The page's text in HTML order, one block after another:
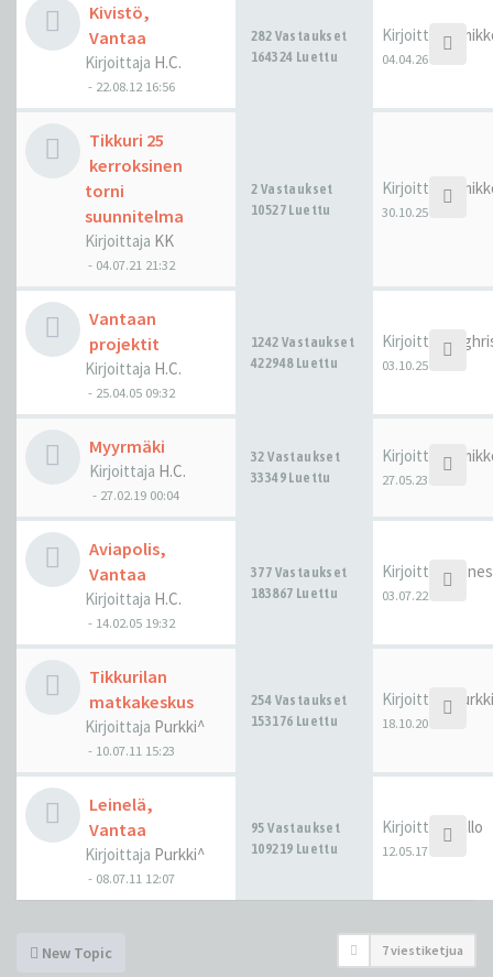
Kivistö,
Vantaa
Kirjoittaja H.C.
- 22.08.12 16:56
282 Vastaukset
164324 Luettu
Kirjoittaja
04.04.26 22:48
Tikkuri 25
kerroksinen
torni
suunnitelma
Kirjoittaja KK
- 04.07.21 21:32
2 Vastaukset
10527 Luettu
Kirjoittaja
30.10.25 14:27
Vantaan
projektit
Kirjoittaja H.C.
- 25.04.05 09:32
1242 Vastaukset
422948 Luettu
Kirjoittaja
03.10.25 15:04
Myyrmäki
Kirjoittaja H.C.
- 27.02.19 00:04
32 Vastaukset
33349 Luettu
Kirjoittaja
27.05.23 00:14
Aviapolis,
Vantaa
Kirjoittaja H.C.
- 14.02.05 19:32
377 Vastaukset
183867 Luettu
Kirjoittaja Jones
03.07.22 20:54
Tikkurilan
matkakeskus
Kirjoittaja Purkki^
- 10.07.11 15:23
254 Vastaukset
153176 Luettu
Kirjoittaja
18.10.20 15:18
Leinelä,
Vantaa
Kirjoittaja Purkki^
- 08.07.11 12:07
95 Vastaukset
109219 Luettu
Kirjoittaja pallo
12.05.17 23:35
New Topic 7 viestiketjua